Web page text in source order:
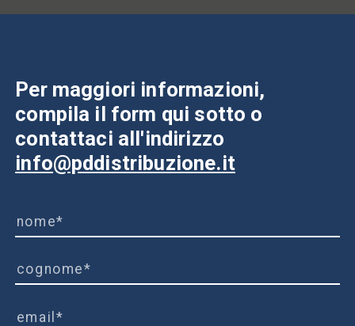
Per maggiori informazioni,
compila il form qui sotto o
contattaci all'indirizzo
info@pddistribuzione.it